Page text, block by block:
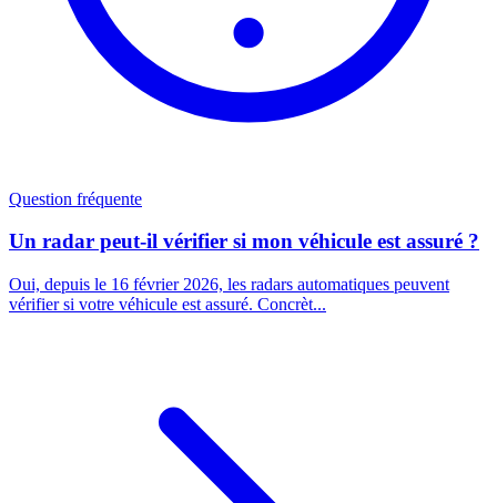
Question fréquente
Un radar peut-il vérifier si mon véhicule est assuré ?
Oui, depuis le 16 février 2026, les radars automatiques peuvent
vérifier si votre véhicule est assuré. Concrèt...